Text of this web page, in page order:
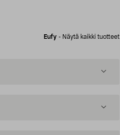
Eufy - Näytä kaikki tuotteet